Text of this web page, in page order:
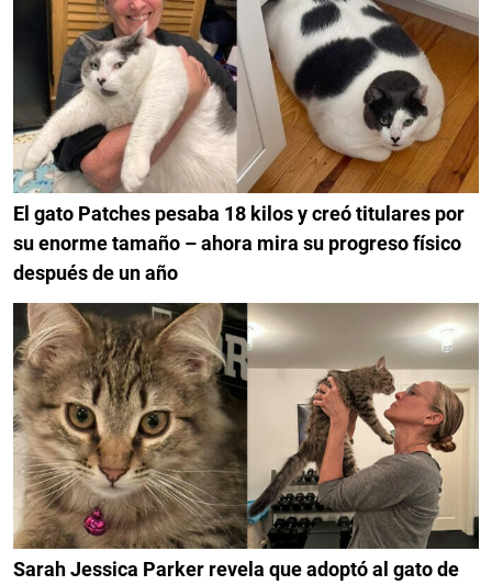
El gato Patches pesaba 18 kilos y creó titulares por
su enorme tamaño – ahora mira su progreso físico
después de un año
Sarah Jessica Parker revela que adoptó al gato de